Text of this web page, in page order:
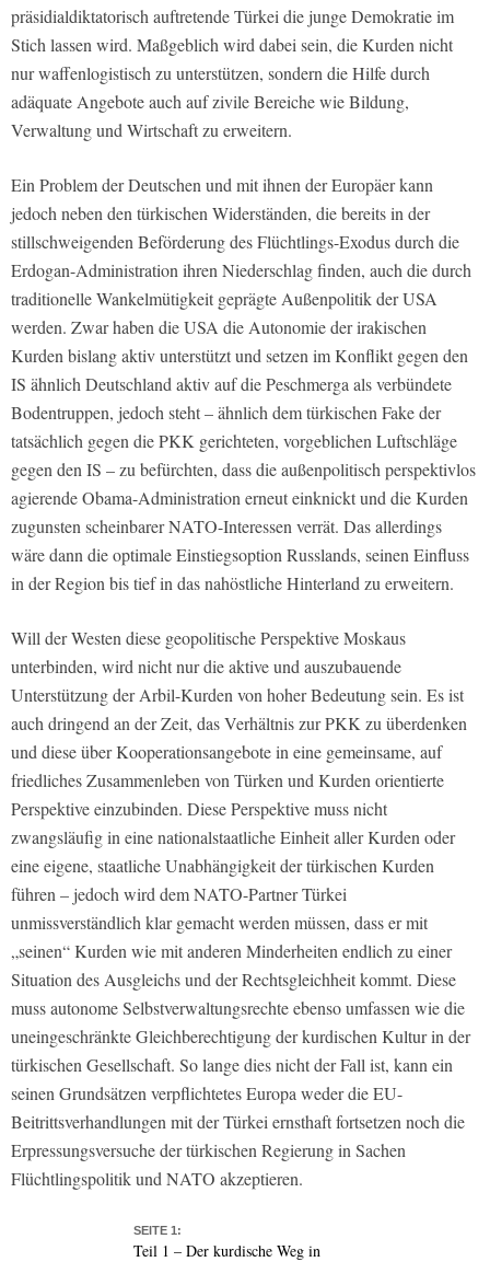
präsidialdiktatorisch auftretende Türkei die junge Demokratie im
Stich lassen wird. Maßgeblich wird dabei sein, die Kurden nicht
nur waffenlogistisch zu unterstützen, sondern die Hilfe durch
adäquate Angebote auch auf zivile Bereiche wie Bildung,
Verwaltung und Wirtschaft zu erweitern.
Ein Problem der Deutschen und mit ihnen der Europäer kann
jedoch neben den türkischen Widerständen, die bereits in der
stillschweigenden Beförderung des Flüchtlings-Exodus durch die
Erdogan-Administration ihren Niederschlag finden, auch die durch
traditionelle Wankelmütigkeit geprägte Außenpolitik der USA
werden. Zwar haben die USA die Autonomie der irakischen
Kurden bislang aktiv unterstützt und setzen im Konflikt gegen den
IS ähnlich Deutschland aktiv auf die Peschmerga als verbündete
Bodentruppen, jedoch steht – ähnlich dem türkischen Fake der
tatsächlich gegen die PKK gerichteten, vorgeblichen Luftschläge
gegen den IS – zu befürchten, dass die außenpolitisch perspektivlos
agierende Obama-Administration erneut einknickt und die Kurden
zugunsten scheinbarer NATO-Interessen verrät. Das allerdings
wäre dann die optimale Einstiegsoption Russlands, seinen Einfluss
in der Region bis tief in das nahöstliche Hinterland zu erweitern.
Will der Westen diese geopolitische Perspektive Moskaus
unterbinden, wird nicht nur die aktive und auszubauende
Unterstützung der Arbil-Kurden von hoher Bedeutung sein. Es ist
auch dringend an der Zeit, das Verhältnis zur PKK zu überdenken
und diese über Kooperationsangebote in eine gemeinsame, auf
friedliches Zusammenleben von Türken und Kurden orientierte
Perspektive einzubinden. Diese Perspektive muss nicht
zwangsläufig in eine nationalstaatliche Einheit aller Kurden oder
eine eigene, staatliche Unabhängigkeit der türkischen Kurden
führen – jedoch wird dem NATO-Partner Türkei
unmissverständlich klar gemacht werden müssen, dass er mit
„seinen“ Kurden wie mit anderen Minderheiten endlich zu einer
Situation des Ausgleichs und der Rechtsgleichheit kommt. Diese
muss autonome Selbstverwaltungsrechte ebenso umfassen wie die
uneingeschränkte Gleichberechtigung der kurdischen Kultur in der
türkischen Gesellschaft. So lange dies nicht der Fall ist, kann ein
seinen Grundsätzen verpflichtetes Europa weder die EU-
Beitrittsverhandlungen mit der Türkei ernsthaft fortsetzen noch die
Erpressungsversuche der türkischen Regierung in Sachen
Flüchtlingspolitik und NATO akzeptieren.
SEITE 1:
Teil 1 – Der kurdische Weg in